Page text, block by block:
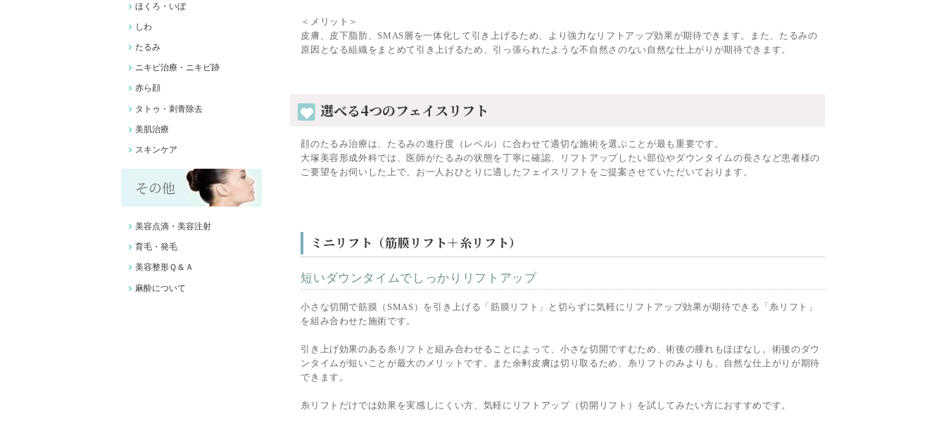
＜メリット＞
皮膚、皮下脂肪、SMAS層を一体化して引き上げるため、より強力なリフトアップ効果が期待できます。また、たるみの
原因となる組織をまとめて引き上げるため、引っ張られたような不自然さのない自然な仕上がりが期待できます。
選べる4つのフェイスリフト
顔のたるみ治療は、たるみの進行度（レベル）に合わせて適切な施術を選ぶことが最も重要です。
大塚美容形成外科では、医師がたるみの状態を丁寧に確認、リフトアップしたい部位やダウンタイムの長さなど患者様の
ご要望をお伺いした上で、お一人おひとりに適したフェイスリフトをご提案させていただいております。
ミニリフト（筋膜リフト＋糸リフト）
短いダウンタイムでしっかりリフトアップ
小さな切開で筋膜（SMAS）を引き上げる「筋膜リフト」と切らずに気軽にリフトアップ効果が期待できる「糸リフト」
を組み合わせた施術です。
引き上げ効果のある糸リフトと組み合わせることによって、小さな切開ですむため、術後の腫れもほぼなし。術後のダウ
ンタイムが短いことが最大のメリットです。また余剰皮膚は切り取るため、糸リフトのみよりも、自然な仕上がりが期待
できます。
糸リフトだけでは効果を実感しにくい方、気軽にリフトアップ（切開リフト）を試してみたい方におすすめです。
ほくろ・いぼ
しわ
たるみ
ニキビ治療・ニキビ跡
赤ら顔
タトゥ・刺青除去
美肌治療
スキンケア
その他
美容点滴・美容注射
育毛・発毛
美容整形Ｑ＆Ａ
麻酔について